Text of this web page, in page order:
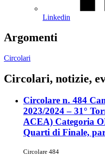
Linkedin
Argomenti
Circolari
Circolari, notizie,
Circolare n. 484
2023/2024 – 31°
ACEA) Categoria
Quarti di Finale,
Circolare 484